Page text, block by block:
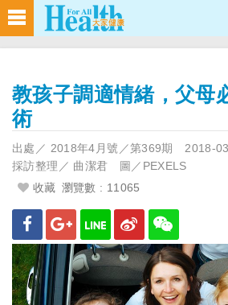
教孩子調適情緒，父母
術
出處／ 2018年4月號／第369期 2018-
採訪整理／ 曲潔君 圖／PEXELS
收藏 瀏覽數 : 11065